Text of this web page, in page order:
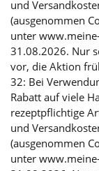
und
(ausgenommen
unter
31.08.2026. Nur
vor, die Aktion
32: Bei
Rabatt auf viele
rezeptpflichtige
und
(ausgenommen
unter